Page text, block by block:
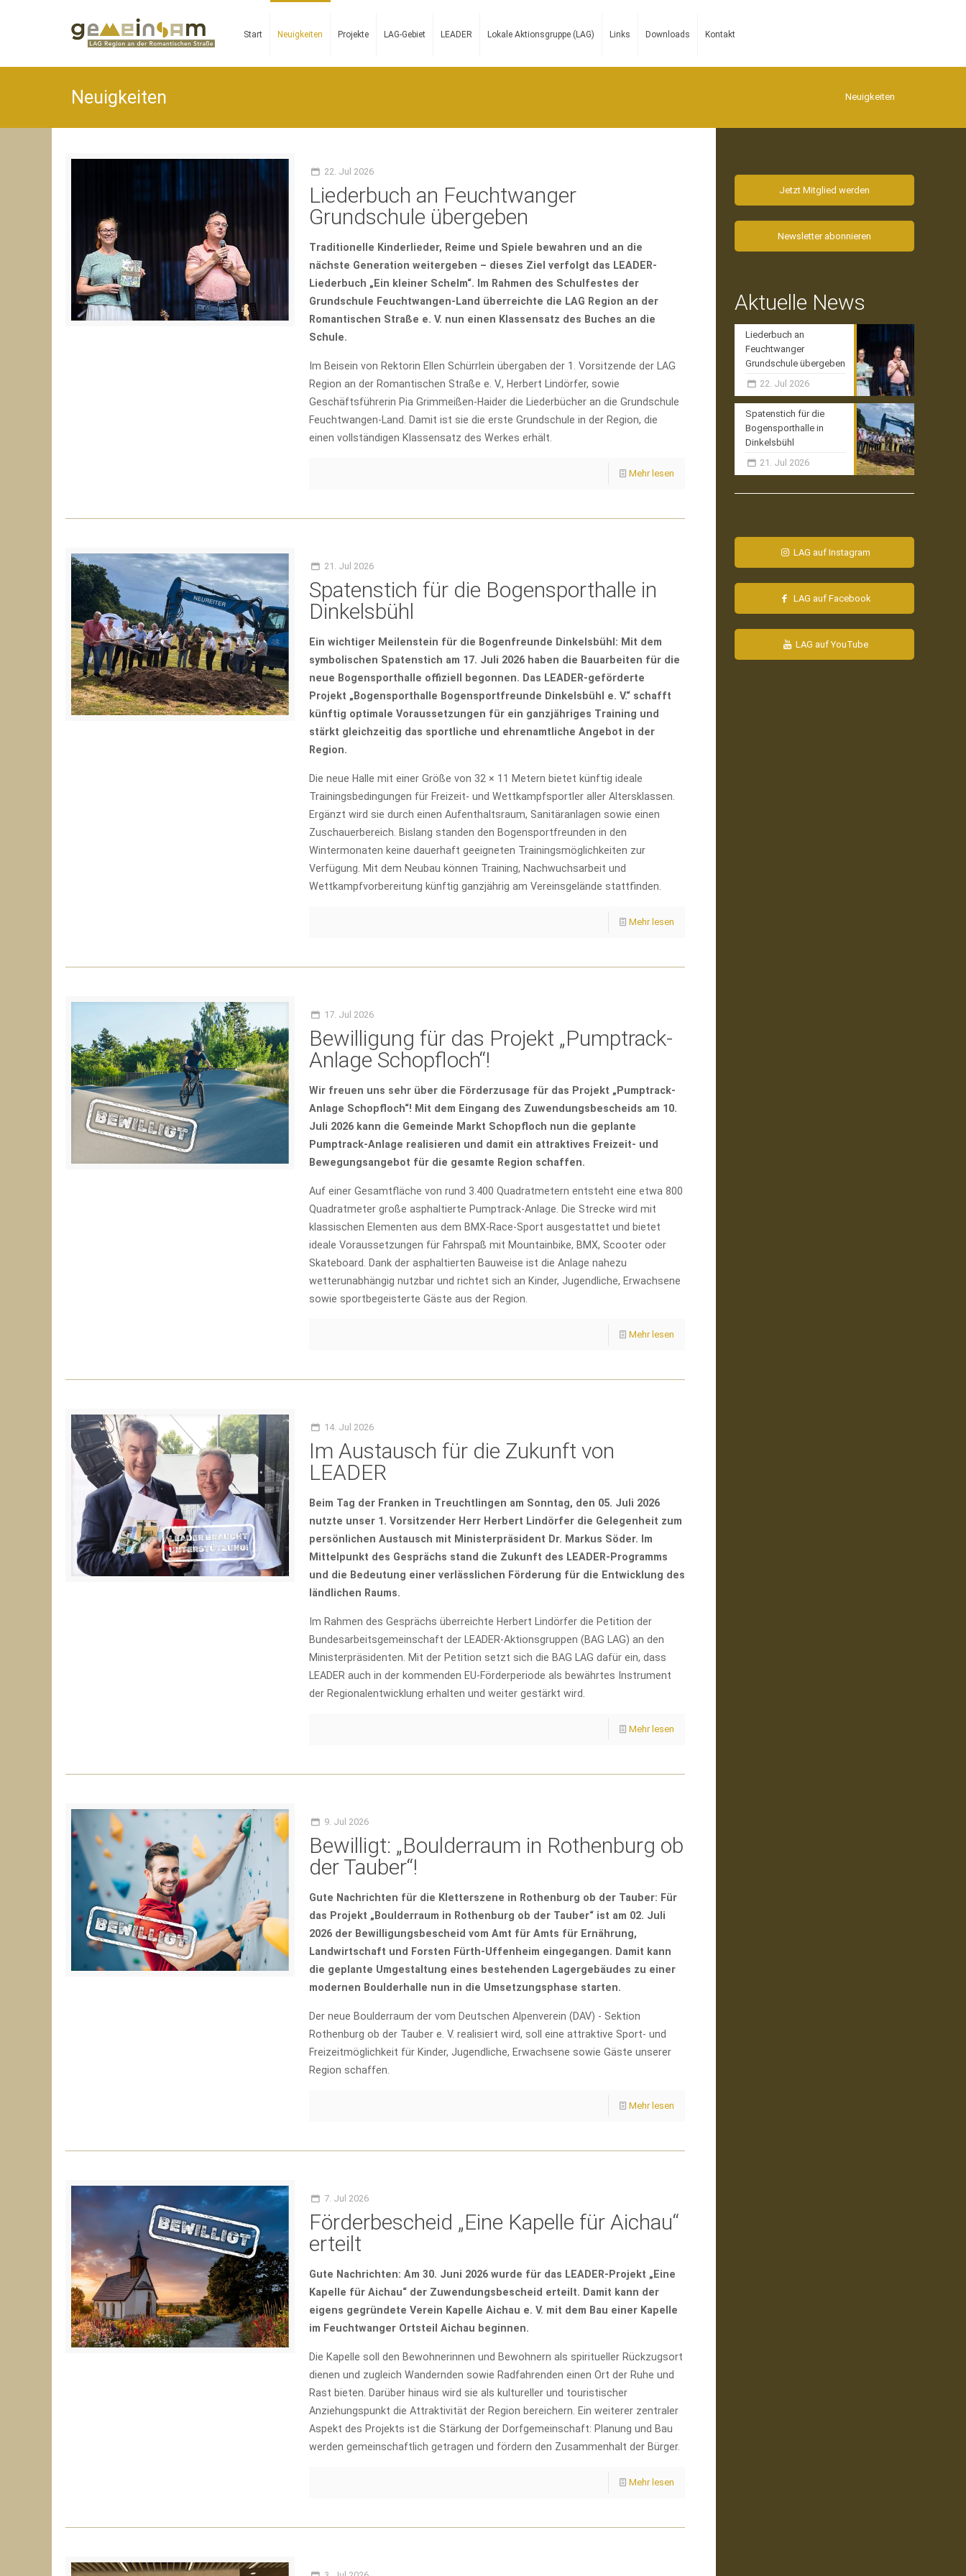
Start Neuigkeiten Projekte LAG-Gebiet LEADER Lokale Aktionsgruppe (LAG) Links Downloads Kontakt
Neuigkeiten Neuigkeiten
22. Jul 2026
Liederbuch an Feuchtwanger
Grundschule übergeben
Traditionelle Kinderlieder, Reime und Spiele bewahren und an die
nächste Generation weitergeben – dieses Ziel verfolgt das LEADER-
Liederbuch „Ein kleiner Schelm“. Im Rahmen des Schulfestes der
Grundschule Feuchtwangen-Land überreichte die LAG Region an der
Romantischen Straße e. V. nun einen Klassensatz des Buches an die
Schule.
Im Beisein von Rektorin Ellen Schürrlein übergaben der 1. Vorsitzende der LAG
Region an der Romantischen Straße e. V., Herbert Lindörfer, sowie
Geschäftsführerin Pia Grimmeißen-Haider die Liederbücher an die Grundschule
Feuchtwangen-Land. Damit ist sie die erste Grundschule in der Region, die
einen vollständigen Klassensatz des Werkes erhält.
Mehr lesen
21. Jul 2026
Spatenstich für die Bogensporthalle in
Dinkelsbühl
Ein wichtiger Meilenstein für die Bogenfreunde Dinkelsbühl: Mit dem
symbolischen Spatenstich am 17. Juli 2026 haben die Bauarbeiten für die
neue Bogensporthalle offiziell begonnen. Das LEADER-geförderte
Projekt „Bogensporthalle Bogensportfreunde Dinkelsbühl e. V.“ schafft
künftig optimale Voraussetzungen für ein ganzjähriges Training und
stärkt gleichzeitig das sportliche und ehrenamtliche Angebot in der
Region.
Die neue Halle mit einer Größe von 32 × 11 Metern bietet künftig ideale
Trainingsbedingungen für Freizeit- und Wettkampfsportler aller Altersklassen.
Ergänzt wird sie durch einen Aufenthaltsraum, Sanitäranlagen sowie einen
Zuschauerbereich. Bislang standen den Bogensportfreunden in den
Wintermonaten keine dauerhaft geeigneten Trainingsmöglichkeiten zur
Verfügung. Mit dem Neubau können Training, Nachwuchsarbeit und
Wettkampfvorbereitung künftig ganzjährig am Vereinsgelände stattfinden.
Mehr lesen
17. Jul 2026
Bewilligung für das Projekt „Pumptrack-
Anlage Schopfloch“!
Wir freuen uns sehr über die Förderzusage für das Projekt „Pumptrack-
Anlage Schopfloch“! Mit dem Eingang des Zuwendungsbescheids am 10.
Juli 2026 kann die Gemeinde Markt Schopfloch nun die geplante
Pumptrack-Anlage realisieren und damit ein attraktives Freizeit- und
Bewegungsangebot für die gesamte Region schaffen.
Auf einer Gesamtfläche von rund 3.400 Quadratmetern entsteht eine etwa 800
Quadratmeter große asphaltierte Pumptrack-Anlage. Die Strecke wird mit
klassischen Elementen aus dem BMX-Race-Sport ausgestattet und bietet
ideale Voraussetzungen für Fahrspaß mit Mountainbike, BMX, Scooter oder
Skateboard. Dank der asphaltierten Bauweise ist die Anlage nahezu
wetterunabhängig nutzbar und richtet sich an Kinder, Jugendliche, Erwachsene
sowie sportbegeisterte Gäste aus der Region.
Mehr lesen
14. Jul 2026
Im Austausch für die Zukunft von
LEADER
Beim Tag der Franken in Treuchtlingen am Sonntag, den 05. Juli 2026
nutzte unser 1. Vorsitzender Herr Herbert Lindörfer die Gelegenheit zum
persönlichen Austausch mit Ministerpräsident Dr. Markus Söder. Im
Mittelpunkt des Gesprächs stand die Zukunft des LEADER-Programms
und die Bedeutung einer verlässlichen Förderung für die Entwicklung des
ländlichen Raums.
Im Rahmen des Gesprächs überreichte Herbert Lindörfer die Petition der
Bundesarbeitsgemeinschaft der LEADER-Aktionsgruppen (BAG LAG) an den
Ministerpräsidenten. Mit der Petition setzt sich die BAG LAG dafür ein, dass
LEADER auch in der kommenden EU-Förderperiode als bewährtes Instrument
der Regionalentwicklung erhalten und weiter gestärkt wird.
Mehr lesen
9. Jul 2026
Bewilligt: „Boulderraum in Rothenburg ob
der Tauber“!
Gute Nachrichten für die Kletterszene in Rothenburg ob der Tauber: Für
das Projekt „Boulderraum in Rothenburg ob der Tauber“ ist am 02. Juli
2026 der Bewilligungsbescheid vom Amt für Amts für Ernährung,
Landwirtschaft und Forsten Fürth-Uffenheim eingegangen. Damit kann
die geplante Umgestaltung eines bestehenden Lagergebäudes zu einer
modernen Boulderhalle nun in die Umsetzungsphase starten.
Der neue Boulderraum der vom Deutschen Alpenverein (DAV) - Sektion
Rothenburg ob der Tauber e. V. realisiert wird, soll eine attraktive Sport- und
Freizeitmöglichkeit für Kinder, Jugendliche, Erwachsene sowie Gäste unserer
Region schaffen.
Mehr lesen
7. Jul 2026
Förderbescheid „Eine Kapelle für Aichau“
erteilt
Gute Nachrichten: Am 30. Juni 2026 wurde für das LEADER-Projekt „Eine
Kapelle für Aichau“ der Zuwendungsbescheid erteilt. Damit kann der
eigens gegründete Verein Kapelle Aichau e. V. mit dem Bau einer Kapelle
im Feuchtwanger Ortsteil Aichau beginnen.
Die Kapelle soll den Bewohnerinnen und Bewohnern als spiritueller Rückzugsort
dienen und zugleich Wandernden sowie Radfahrenden einen Ort der Ruhe und
Rast bieten. Darüber hinaus wird sie als kultureller und touristischer
Anziehungspunkt die Attraktivität der Region bereichern. Ein weiterer zentraler
Aspekt des Projekts ist die Stärkung der Dorfgemeinschaft: Planung und Bau
werden gemeinschaftlich getragen und fördern den Zusammenhalt der Bürger.
Mehr lesen
Jetzt Mitglied werden
Newsletter abonnieren
Aktuelle News
Liederbuch an
Feuchtwanger
Grundschule übergeben
22. Jul 2026
Spatenstich für die
Bogensporthalle in
Dinkelsbühl
21. Jul 2026
LAG auf Instagram
LAG auf Facebook
LAG auf YouTube